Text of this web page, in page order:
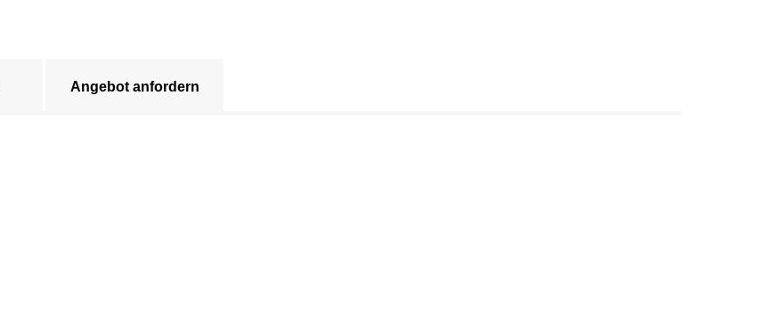
Angebot anfordern